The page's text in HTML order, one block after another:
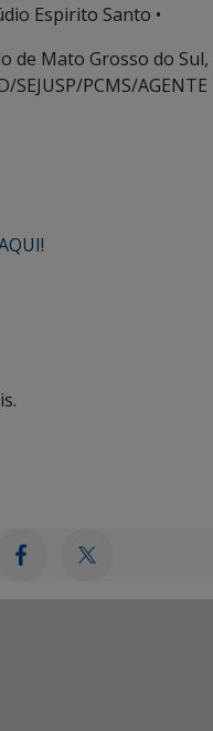
Espirito Santo •
de Mato Grosso do Sul,
SEJUSP/PCMS/AGENTE